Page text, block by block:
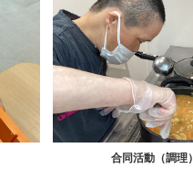
合同活動（調理）